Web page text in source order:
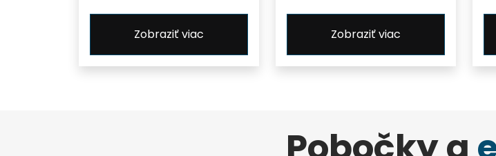
Zobraziť viac Zobraziť viac